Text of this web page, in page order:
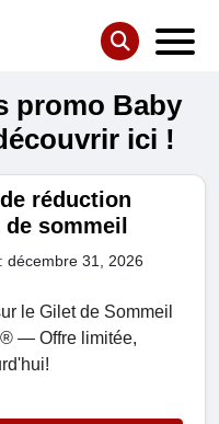
promo Baby
ici !
réduction
sommeil
décembre 31, 2026
le Gilet de Sommeil
— Offre limitée,